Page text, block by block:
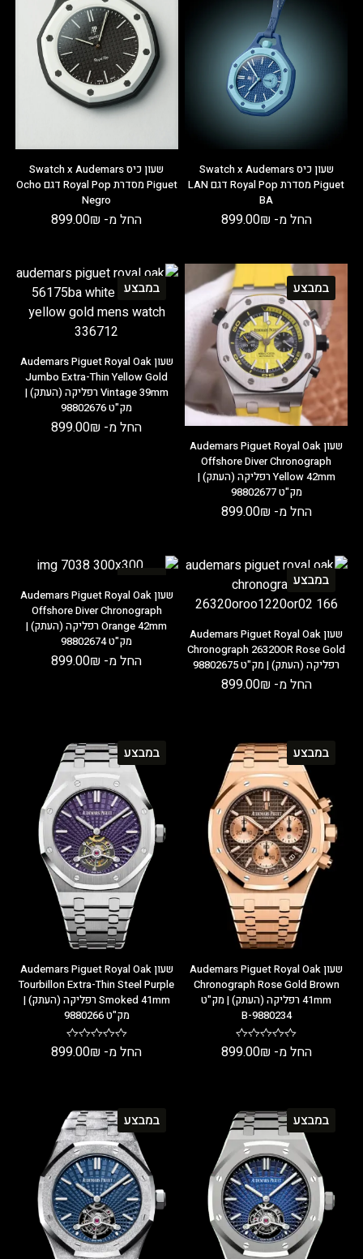
שעון כיס Swatch x Audemars
Piguet מסדרת Royal Pop דגם LAN
BA
החל מ- 899.00₪
שעון כיס Swatch x Audemars
Piguet מסדרת Royal Pop דגם Ocho
Negro
החל מ- 899.00₪
במבצע
שעון Audemars Piguet Royal Oak
Offshore Diver Chronograph
Yellow 42mm רפליקה (העתק) |
מק"ט 98802677
החל מ- 899.00₪
במבצע
שעון Audemars Piguet Royal Oak
Jumbo Extra-Thin Yellow Gold
Vintage 39mm רפליקה (העתק) |
מק"ט 98802676
החל מ- 899.00₪
במבצע
שעון Audemars Piguet Royal Oak
Chronograph 26320OR Rose Gold
רפליקה (העתק) | מק"ט 98802675
החל מ- 899.00₪
שעון Audemars Piguet Royal Oak
Offshore Diver Chronograph
Orange 42mm רפליקה (העתק) |
מק"ט 98802674
החל מ- 899.00₪
במבצע
שעון Audemars Piguet Royal Oak
Chronograph Rose Gold Brown
41mm רפליקה (העתק) | מק"ט
9880234-B
החל מ- 899.00₪
במבצע
שעון Audemars Piguet Royal Oak
Tourbillon Extra-Thin Steel Purple
Smoked 41mm רפליקה (העתק) |
מק"ט 9880266
החל מ- 899.00₪
במבצע במבצע